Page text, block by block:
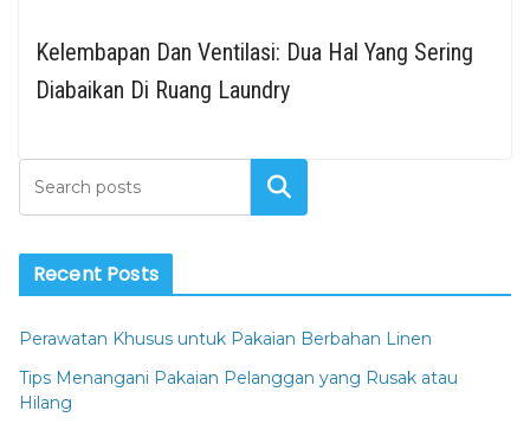
Kelembapan Dan Ventilasi: Dua Hal Yang Sering
Diabaikan Di Ruang Laundry
Cari
Recent Posts
Perawatan Khusus untuk Pakaian Berbahan Linen
Tips Menangani Pakaian Pelanggan yang Rusak atau
Hilang